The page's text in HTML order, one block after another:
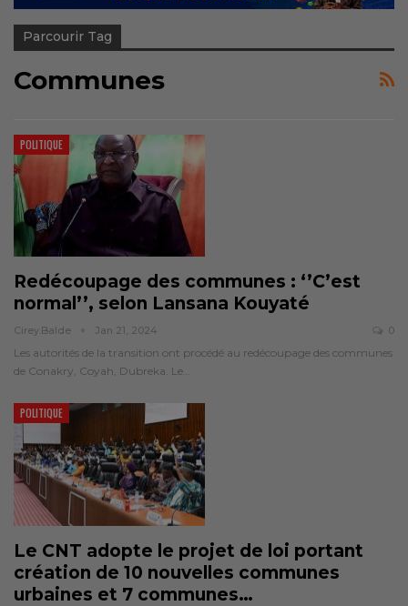
Parcourir Tag
Communes
POLITIQUE
Redécoupage des communes : ‘’C’est
normal’’, selon Lansana Kouyaté
Cirey.balde Jan 21, 2024 0
Les autorités de la transition ont procédé au redécoupage des communes
de Conakry, Coyah, Dubreka. Le…
POLITIQUE
Le CNT adopte le projet de loi portant
création de 10 nouvelles communes
urbaines et 7 communes…